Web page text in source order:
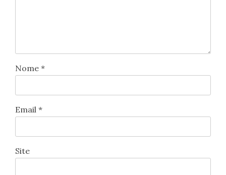
Nome *
Email *
Site